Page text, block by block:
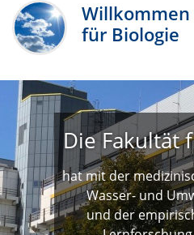
für Biologie
Die Fakultät
hat mit der
Wasser- und
und der